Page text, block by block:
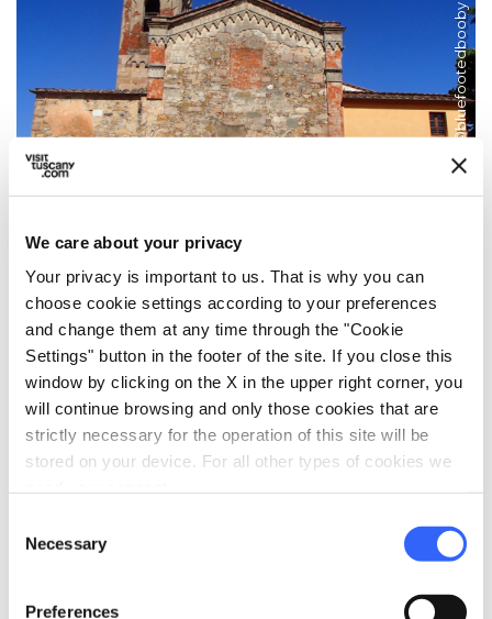
We care about your privacy
Your privacy is important to us. That is why you can
choose cookie settings according to your preferences
and change them at any time through the "Cookie
Settings" button in the footer of the site. If you close this
window by clicking on the X in the upper right corner, you
will continue browsing and only those cookies that are
strictly necessary for the operation of this site will be
stored on your device. For all other types of cookies we
Selection
Necessary
Preferences
Photo ©
bluefootedbooby
La Badia di Pozzeveri:
memoria di pellegrini e
monaci
Un tempo un fiorentecentro monastico risalente
intorno all'anno 1000, la Badia di Pozzeveri ha ospitato
pellegrini e viandanti lungo il loro percorso sulla Via
Francigena per secoli. Oggi, i resti dell’antico complesso
trasmettono una sensazione palpabile di storia e
spiritualità, congli scavi archeologici che svelano le
storie di coloro che hanno attraversato questo luogo in
cerca di riposo e rifugio. Passeggiando tra le rovine, si
avverte ancora l'atmosfera di ospitalità che un tempo
caratterizzava il sito.
In accordo con la sua antica funzione, recentemente